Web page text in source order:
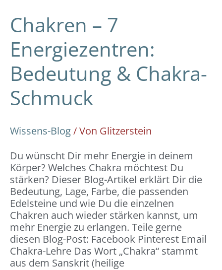
Chakren – 7
Energiezentren:
Bedeutung & Chakra-
Schmuck
Wissens-Blog/ Von Glitzerstein
Du wünscht Dir mehr Energie in deinem
Körper? Welches Chakra möchtest Du
stärken? Dieser Blog-Artikel erklärt Dir die
Bedeutung, Lage, Farbe, die passenden
Edelsteine und wie Du die einzelnen
Chakren auch wieder stärken kannst, um
mehr Energie zu erlangen. Teile gerne
diesen Blog-Post: Facebook Pinterest Email
Chakra-Lehre Das Wort „Chakra“ stammt
aus dem Sanskrit (heilige